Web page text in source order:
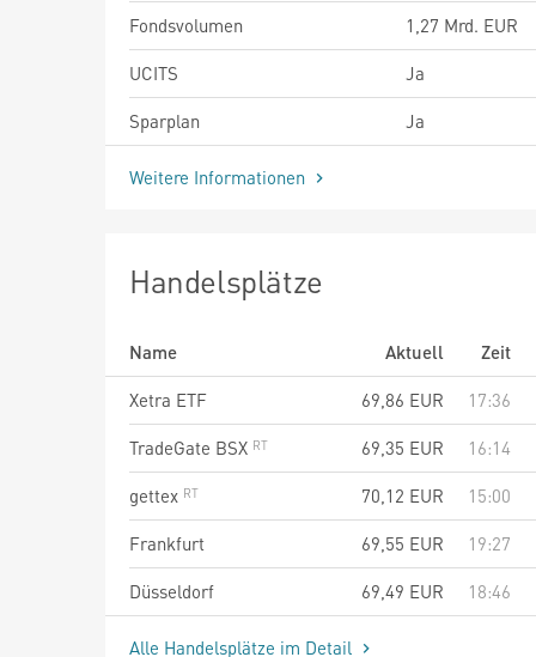
Fondsvolumen
1,27 Mrd. EUR
UCITS
Ja
Sparplan
Ja
Weitere Informationen
Handelsplätze
Name Aktuell
Zeit
Xetra ETF
69,86 EUR
17:36
TradeGate BSX
69,35 EUR
16:14
gettex
70,12 EUR
15:00
Frankfurt
69,55 EUR
19:27
Düsseldorf
69,49 EUR 18:46
Alle Handelsplätze im Detail